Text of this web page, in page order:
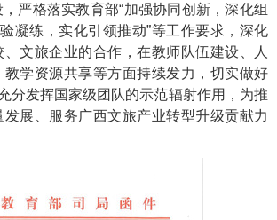
严格落实教育部“加强协同创新，深化组
凝练，实化引领推动”等工作要求，深化
文旅企业的合作，在教师队伍建设、人
教学资源共享等方面持续发力，切实做好
分发挥国家级团队的示范辐射作用，为推
展、服务广西文旅产业转型升级贡献力